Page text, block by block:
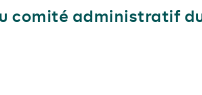
comité administratif